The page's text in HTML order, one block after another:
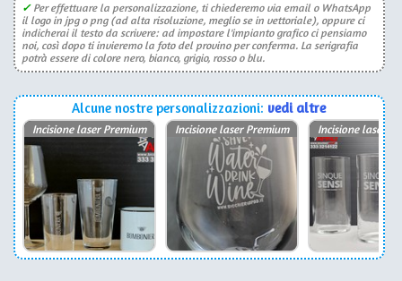
✓Per effettuare la personalizzazione, ti chiederemo via email o WhatsApp
il logo in jpg o png (ad alta risoluzione, meglio se in vettoriale), oppure ci
indicherai il testo da scrivere: ad impostare l'impianto grafico ci pensiamo
noi, così dopo ti invieremo la foto del provino per conferma. La serigrafia
potrà essere di colore nero, bianco, grigio, rosso o blu.
Alcune nostre personalizzazioni: vedi altre
Incisione laser Premium Incisione laser Premium Incisione laser